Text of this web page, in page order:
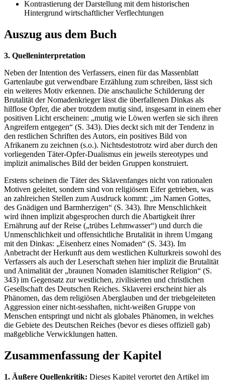
Kontrastierung der Darstellung mit dem historischen
Hintergrund wirtschaftlicher Verflechtungen
Auszug aus dem Buch
3. Quelleninterpretation
Neben der Intention des Verfassers, einen für das Massenblatt
Gartenlaube gut verwendbare Erzählung zum schreiben, lässt sich
ein weiteres Motiv erkennen. Die anschauliche Schilderung der
Brutalität der Nomadenkrieger lässt die überfallenen Dinkas als
hilflose Opfer, die aber trotzdem mutig sind, insgesamt in einem eher
positiven Licht erscheinen: „mutig wie Löwen werfen sie sich ihren
Angreifern entgegen“ (S. 343). Dies deckt sich mit der Tendenz in
den restlichen Schriften des Autors, ein positives Bild von
Afrikanern zu zeichnen (s.o.). Nichtsdestotrotz wird aber durch den
vorliegenden Täter-Opfer-Dualismus ein jeweils stereotypes und
implizit animalisches Bild der beiden Gruppen konstruiert.
Erstens scheinen die Täter des Sklavenfanges nicht von rationalen
Motiven geleitet, sondern sind von religiösem Eifer getrieben, was
an zahlreichen Stellen zum Ausdruck kommt: „im Namen Gottes,
des Gnädigen und Barmherzigen“ (S. 343). Ihre Menschlichkeit
wird ihnen implizit abgesprochen durch die Abartigkeit ihrer
Ernährung auf der Reise („trübes Lehmwasser“) und durch die
Unmenschlichkeit und offensichtliche Brutalität in ihrem Umgang
mit den Dinkas: „Eisenherz eines Nomaden“ (S. 343). Im
Anbetracht der Herkunft aus dem westlichen Kulturkreis sowohl des
Verfassers als auch der Leserschaft stehen hier implizit die Brutalität
und Animalität der „braunen Nomaden islamitischer Religion“ (S.
343) im Gegensatz zur westlichen, zivilisierten und christlichen
Gesellschaft des Deutschen Reiches. Sklaverei erscheint hier als
Phänomen, das dem religiösen Aberglauben und der triebgeleiteten
Aggression einer nicht-sesshaften, nicht-weißen Gruppe von
Menschen entspringt und nicht als globales Phänomen, in welches
die Gebiete des Deutschen Reiches (bevor es dieses offiziell gab)
maßgebliche Verwicklungen hatten.
Zusammenfassung der Kapitel
1. Äußere Quellenkritik: Dieses Kapitel verortet den Artikel im